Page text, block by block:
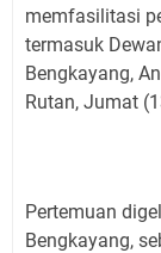
memfasilitasi
termasuk
Bengkayang,
Rutan, Jumat
Pertemuan
Bengkayang,